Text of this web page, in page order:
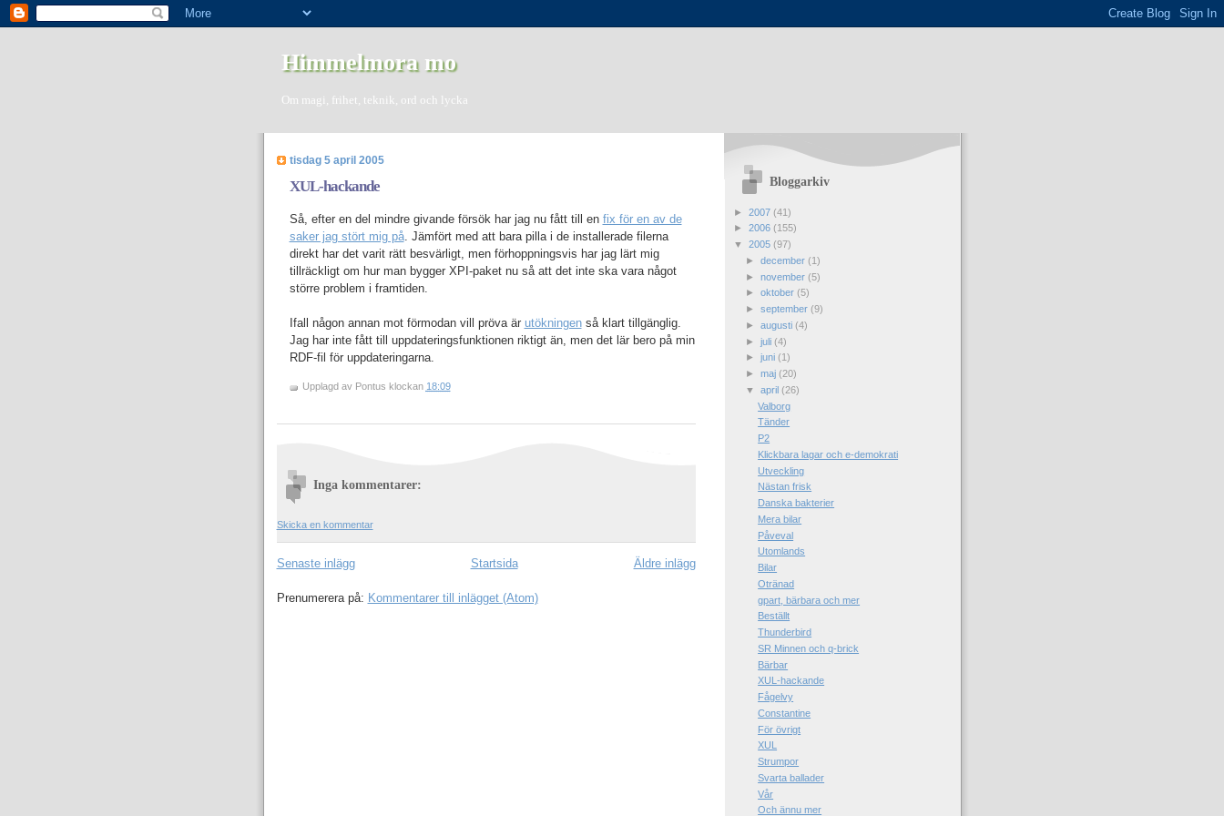
Himmelmora mo
Om magi, frihet, teknik, ord och lycka
tisdag 5 april 2005
XUL-hackande
Så, efter en del mindre givande försök har jag nu fått till en fix för en av de
saker jag stört mig på. Jämfört med att bara pilla i de installerade filerna
direkt har det varit rätt besvärligt, men förhoppningsvis har jag lärt mig
tillräckligt om hur man bygger XPI-paket nu så att det inte ska vara något
större problem i framtiden.
Ifall någon annan mot förmodan vill pröva är utökningenså klart tillgänglig.
Jag har inte fått till uppdateringsfunktionen riktigt än, men det lär bero på min
RDF-fil för uppdateringarna.
Upplagd av Pontus klockan 18:09
Inga kommentarer:
Skicka en kommentar
Senaste inlägg Äldre inlägg
Startsida
Prenumerera på: Kommentarer till inlägget (Atom)
Bloggarkiv
► 2007 (41)
► 2006 (155)
▼ 2005 (97)
► december (1)
► november (5)
► oktober (5)
► september (9)
► augusti (4)
► juli (4)
► juni (1)
► maj (20)
▼ april (26)
Valborg
Tänder
P2
Klickbara lagar och e-demokrati
Utveckling
Nästan frisk
Danska bakterier
Mera bilar
Påveval
Utomlands
Bilar
Otränad
gpart, bärbara och mer
Beställt
Thunderbird
SR Minnen och q-brick
Bärbar
XUL-hackande
Fågelvy
Constantine
För övrigt
XUL
Strumpor
Svarta ballader
Vår
Och ännu mer